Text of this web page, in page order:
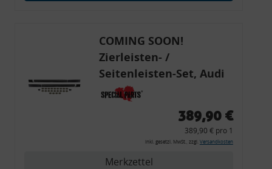
COMING SOON!
Zierleisten- /
Seitenleisten-Set, Audi
80 Cabrio, Coupe, S2, (6x
Zierleiste, 2x Kappe,
Montagewerkzeug)
389,90 €
389,90 € pro 1
inkl. gesetzl. MwSt., zzgl. Versandkosten
Merkzettel